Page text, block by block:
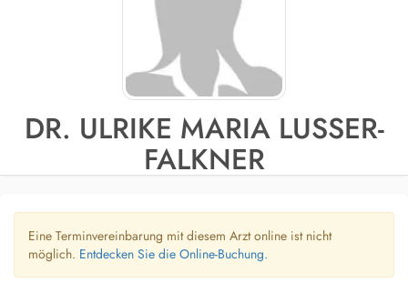
DR. ULRIKE MARIA LUSSER-
FALKNER
Eine Terminvereinbarung mit diesem Arzt online ist nicht
möglich. Entdecken Sie die Online-Buchung.